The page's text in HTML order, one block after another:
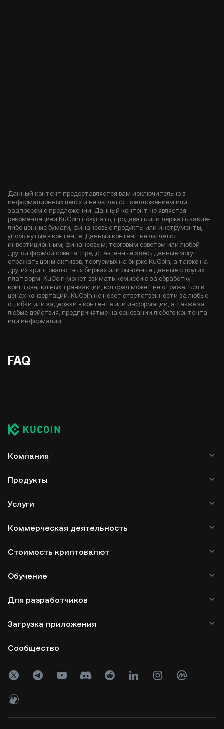
Данный контент предоставляется вам исключительно в
информационных целях и не является предложением или
заапросом о предложении. Данный контент не является
рекомендацией KuCoin покупать, продавать или держать какие-
либо ценные бумаги, финансовые продукты или инструменты,
упомянутые в контенте. Данный контент не является
инвестиционным, финансовым, торговым советом или любой
другой формой совета. Представленные здесь данные могут
отражать цены активов, торгуемых на бирже KuCoin, а также на
других криптовалютных биржах или рыночные данные с других
платформ. KuCoin может взимать комиссию за обработку
криптовалютных транзакций, которая может не отражаться в
ценах конвертации. KuCoin не несет ответственности за любые
ошибки или задержки в контенте или информации, а также за
любые действия, предпринятые на основании любого контента
или информации.
FAQ
Компания
Продукты
Услуги
Коммерческая деятельность
Стоимость криптовалют
Обучение
Для разработчиков
Загрузка приложения
Сообщество